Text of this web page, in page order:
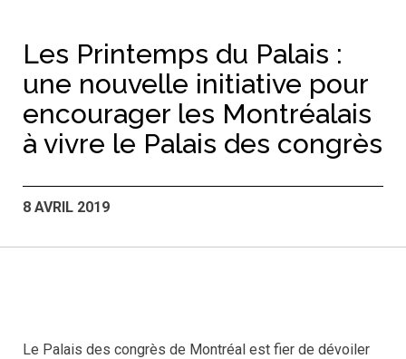
Les Printemps du Palais :
une nouvelle initiative pour
encourager les Montréalais
à vivre le Palais des congrès
8 AVRIL 2019
Le Palais des congrès de Montréal est fier de dévoiler